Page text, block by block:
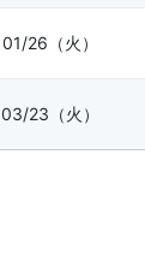
01/26（火）
03/23（火）